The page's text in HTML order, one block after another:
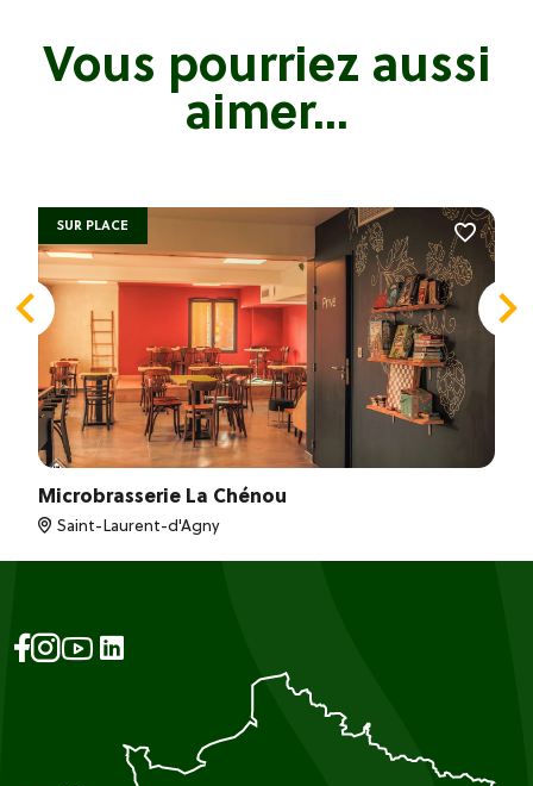
Vous pourriez aussi
aimer...
Microbrasserie La Chénou
Saint-Laurent-d'Agny
SUR PLACE